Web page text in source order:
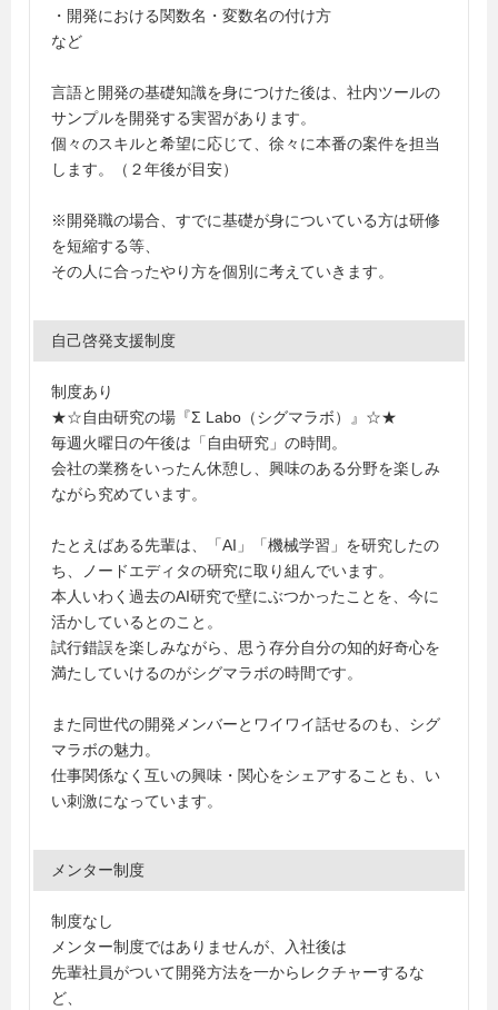
・開発における関数名・変数名の付け方
など
言語と開発の基礎知識を身につけた後は、社内ツールの
サンプルを開発する実習があります。
個々のスキルと希望に応じて、徐々に本番の案件を担当
します。（２年後が目安）
※開発職の場合、すでに基礎が身についている方は研修
を短縮する等、
その人に合ったやり方を個別に考えていきます。
自己啓発支援制度
制度あり
★☆自由研究の場『Σ Labo（シグマラボ）』☆★
毎週火曜日の午後は「自由研究」の時間。
会社の業務をいったん休憩し、興味のある分野を楽しみ
ながら究めています。
たとえばある先輩は、「AI」「機械学習」を研究したの
ち、ノードエディタの研究に取り組んでいます。
本人いわく過去のAI研究で壁にぶつかったことを、今に
活かしているとのこと。
試行錯誤を楽しみながら、思う存分自分の知的好奇心を
満たしていけるのがシグマラボの時間です。
また同世代の開発メンバーとワイワイ話せるのも、シグ
マラボの魅力。
仕事関係なく互いの興味・関心をシェアすることも、い
い刺激になっています。
メンター制度
制度なし
メンター制度ではありませんが、入社後は
先輩社員がついて開発方法を一からレクチャーするな
ど、